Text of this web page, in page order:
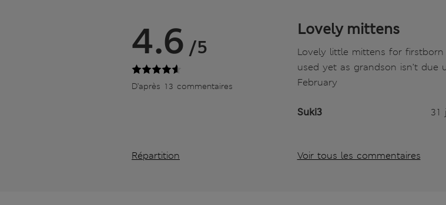
4.6 /5
D’après 13 commentaires
Répartition
Lovely mittens
Lovely little mittens for
used yet as grandson isn’t due
February
Suki3 31
Voir tous les commentaires